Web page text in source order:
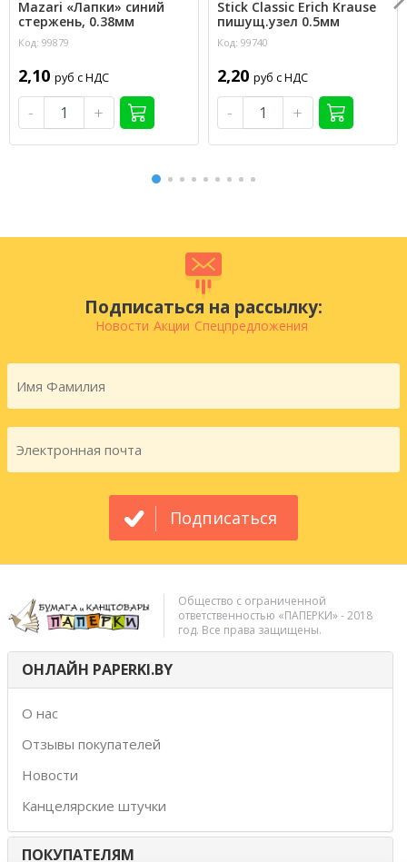
Mazari «Лапки» синий
стержень, 0.38мм
Код: 99879
2,10 руб с НДС
- +
Stick Classic Erich Krause
пишущ.узел 0.5мм
Код: 99740
2,20 руб с НДС
- +
Подписаться на рассылку:
Новости Акции Спецпредложения
Подписаться
Общество с ограниченной
ответственностью «ПАПЕРКИ» - 2018
год. Все права защищены.
ОНЛАЙН PAPERKI.BY
О нас
Отзывы покупателей
Новости
Канцелярские штучки
ПОКУПАТЕЛЯМ